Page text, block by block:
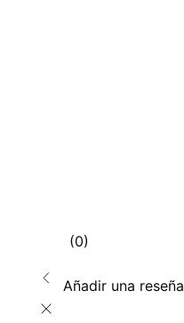
(0)
Añadir una reseña